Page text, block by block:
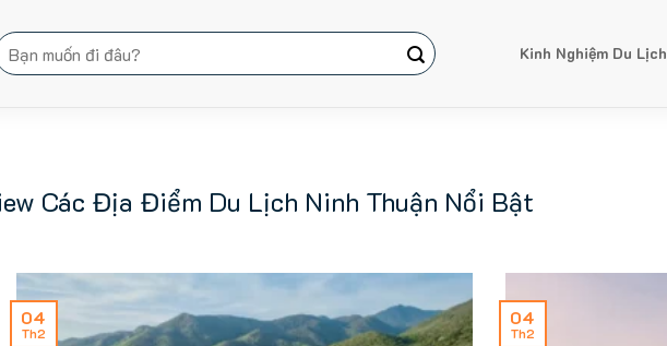
Kinh Nghiệm Du Lịch
Các Địa Điểm Du Lịch Ninh Thuận Nổi Bật
04
Th2
04
Th2